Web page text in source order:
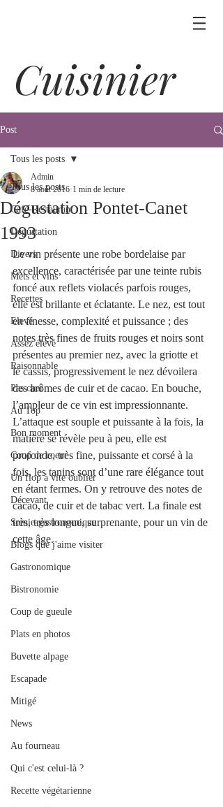
Cuisinier
Post
Tous les posts
Café-Restaurant
Dégustation
Divers
Mets et vins
Recettes
Elevé
Assez élevé
Raisonnable
Pas cher
Au Top
Bon moment
Coup de coeur
Un flop à vite oublier
Décevant
Semie-gastronomique
Blogs que j'aime visiter
Gastronomique
Bistronomie
Coup de gueule
Plats en photos
Buvette alpage
Escapade
Mitigé
News
Au fourneau
Qui c'est celui-là ?
Recette végétarienne
Tous les posts
Dégustation Pontet-Canet
1993
Admin
8 août 2016 1 min de lecture
Le vin présente une robe bordelaise par
excellence, caractérisée par une teinte rubis
foncé aux reflets violacés parfois rouges,
elle est brillante et éclatante. Le nez, est tout
en finesse, complexité et puissance ; des
notes très fines de fruits rouges et noirs sont
présentes au premier nez, avec la griotte et
le cassis, progressivement le nez dévoilera
des arômes de cuir et de cacao. En bouche,
l’ampleur de ce vin est impressionnante.
L’attaque est souple et puissante à la fois, la
matière se révèle peu à peu, elle est
profonde, très fine, puissante et corsé à la
fois, les tanins sont d’une rare élégance tout
en étant fermes. On y retrouve des notes de
cacao, de cuir et de tabac vert. La finale est
très, très longue, surprenante, pour un vin de
cette âge.